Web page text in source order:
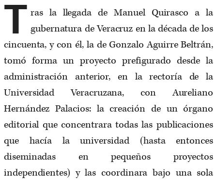
T ras la llegada de Manuel Quirasco a la
gubernatura de Veracruz en la década de los
cincuenta, y con él, la de Gonzalo Aguirre Beltrán,
tomó forma un proyecto prefigurado desde la
administración anterior, en la rectoría de la
Universidad Veracruzana, con Aureliano
Hernández Palacios: la creación de un órgano
editorial que concentrara todas las publicaciones
que hacía la universidad (hasta entonces
diseminadas en pequeños proyectos
independientes) y las coordinara bajo una sola